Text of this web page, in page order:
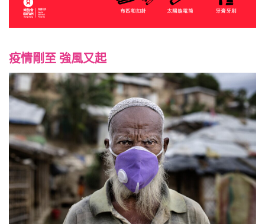
疫情剛至 強風又起